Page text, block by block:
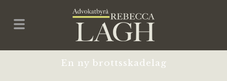
En ny brottsskadelag